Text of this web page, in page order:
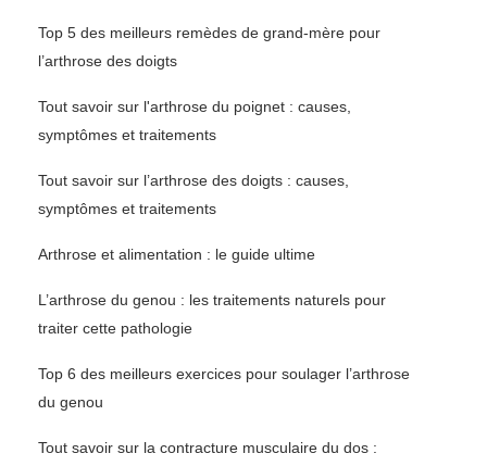
Top 5 des meilleurs remèdes de grand-mère pour
l’arthrose des doigts
Tout savoir sur l'arthrose du poignet : causes,
symptômes et traitements
Tout savoir sur l’arthrose des doigts : causes,
symptômes et traitements
Arthrose et alimentation : le guide ultime
L’arthrose du genou : les traitements naturels pour
traiter cette pathologie
Top 6 des meilleurs exercices pour soulager l’arthrose
du genou
Tout savoir sur la contracture musculaire du dos :